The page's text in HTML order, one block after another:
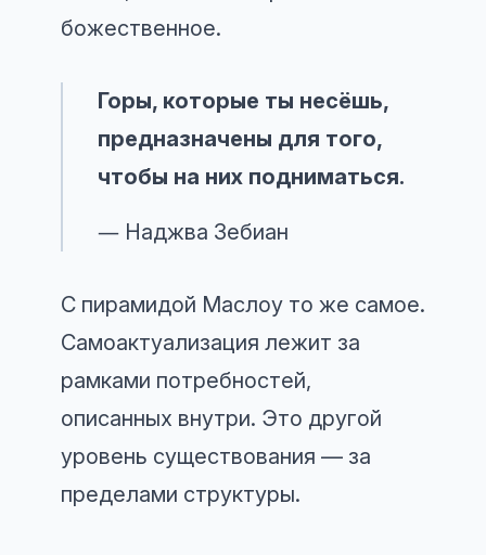
божественное.
Горы, которые ты несёшь,
предназначены для того,
чтобы на них подниматься.
― Наджва Зебиан
С пирамидой Маслоу то же самое.
Самоактуализация лежит за
рамками потребностей,
описанных внутри. Это другой
уровень существования — за
пределами структуры.